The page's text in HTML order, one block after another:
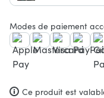
Modes de paiement
Ce produit est